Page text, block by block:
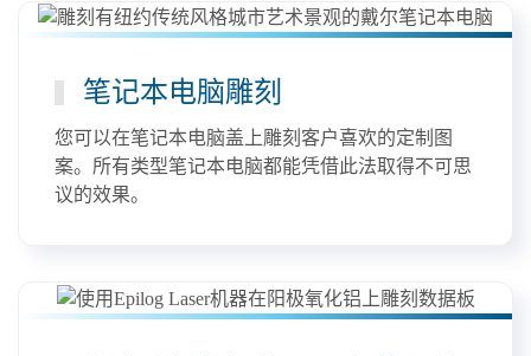
笔记本电脑雕刻
您可以在笔记本电脑盖上雕刻客户喜欢的定制图
案。所有类型笔记本电脑都能凭借此法取得不可思
议的效果。